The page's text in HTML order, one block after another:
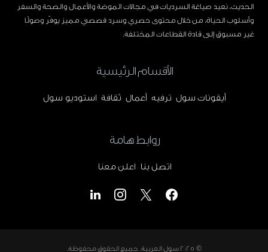
الحديث، نعيد صياغة السرديات في مجالات الموضة والأعمال والصحة والسفر
وأسلوب الحياة، من خلال محتوى حصري وسرد قصصي مميز يوفّر وصولًا
غير مسبوق إلى قادة القطاعات المختلفة.
الأقسام الرئيسية
أيقونات سول ترفيه أعمال ثقافة استوديو سول
روابط هامة
اتصل بنا اعلن معنا
© 2025 سول العربية. جميع الحقوق محفوظة.